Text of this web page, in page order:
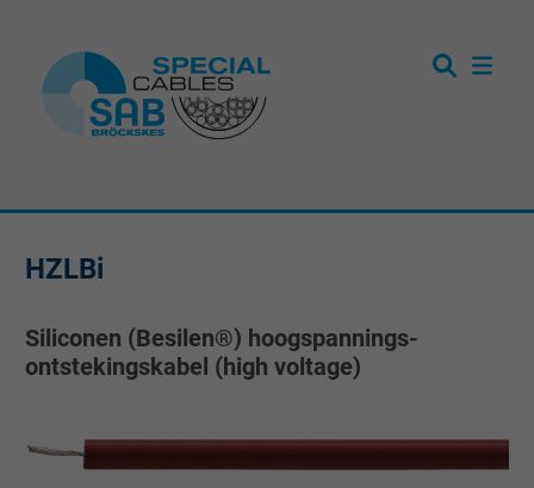
HZLBi
Siliconen (Besilen®) hoogspannings-
ontstekingskabel (high voltage)